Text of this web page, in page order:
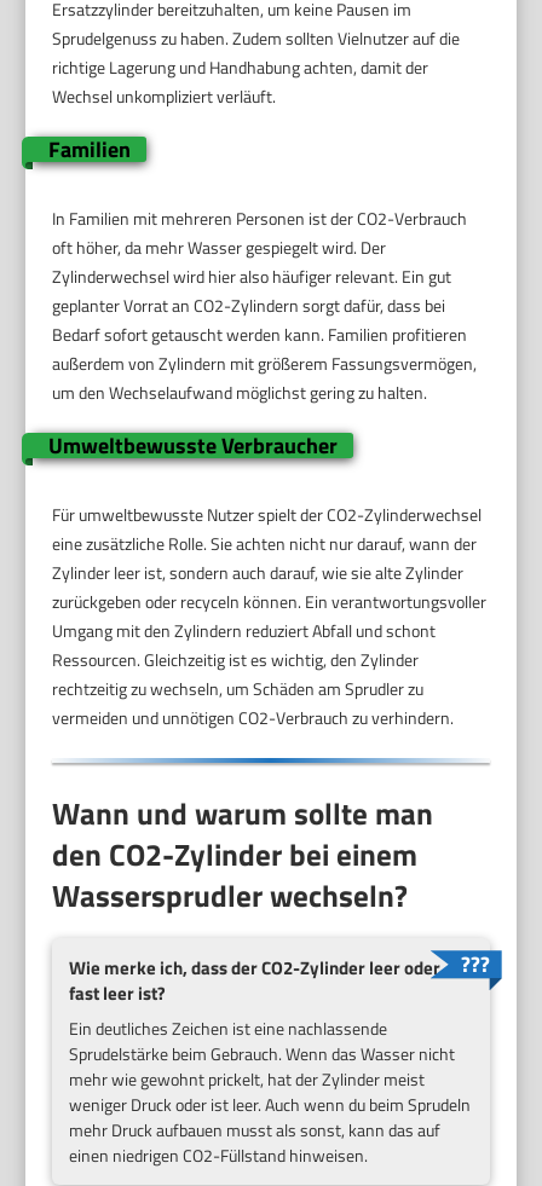
Ersatzzylinder bereitzuhalten, um keine Pausen im
Sprudelgenuss zu haben. Zudem sollten Vielnutzer auf die
richtige Lagerung und Handhabung achten, damit der
Wechsel unkompliziert verläuft.
Familien
In Familien mit mehreren Personen ist der CO2-Verbrauch
oft höher, da mehr Wasser gespiegelt wird. Der
Zylinderwechsel wird hier also häufiger relevant. Ein gut
geplanter Vorrat an CO2-Zylindern sorgt dafür, dass bei
Bedarf sofort getauscht werden kann. Familien profitieren
außerdem von Zylindern mit größerem Fassungsvermögen,
um den Wechselaufwand möglichst gering zu halten.
Umweltbewusste Verbraucher
Für umweltbewusste Nutzer spielt der CO2-Zylinderwechsel
eine zusätzliche Rolle. Sie achten nicht nur darauf, wann der
Zylinder leer ist, sondern auch darauf, wie sie alte Zylinder
zurückgeben oder recyceln können. Ein verantwortungsvoller
Umgang mit den Zylindern reduziert Abfall und schont
Ressourcen. Gleichzeitig ist es wichtig, den Zylinder
rechtzeitig zu wechseln, um Schäden am Sprudler zu
vermeiden und unnötigen CO2-Verbrauch zu verhindern.
Wann und warum sollte man
den CO2-Zylinder bei einem
Wassersprudler wechseln?
Wie merke ich, dass der CO2-Zylinder leer oder
fast leer ist?
Ein deutliches Zeichen ist eine nachlassende
Sprudelstärke beim Gebrauch. Wenn das Wasser nicht
mehr wie gewohnt prickelt, hat der Zylinder meist
weniger Druck oder ist leer. Auch wenn du beim Sprudeln
mehr Druck aufbauen musst als sonst, kann das auf
einen niedrigen CO2-Füllstand hinweisen.